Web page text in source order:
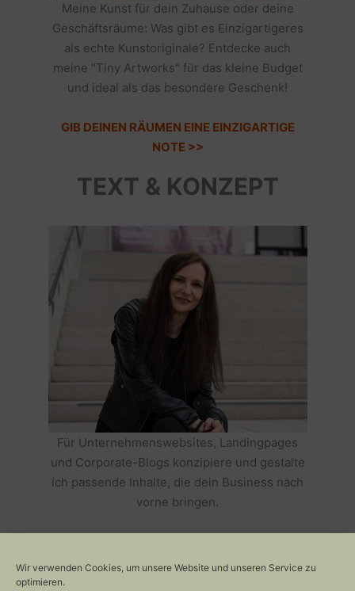
Wir verwenden Cookies, um unsere Website und unseren Service zu
optimieren.
Meine Kunst für dein Zuhause oder deine
Geschäftsräume: Was gibt es Einzigartigeres
als echte Kunstoriginale? Entdecke auch
meine "Tiny Artworks" für das kleine Budget
und ideal als das besondere Geschenk!
GIB DEINEN RÄUMEN EINE EINZIGARTIGE
NOTE >>
TEXT & KONZEPT
Für Unternehmenswebsites, Landingpages
und Corporate-Blogs konzipiere und gestalte
ich passende Inhalte, die dein Business nach
vorne bringen.
ERFOLGREICH MACHEN >>